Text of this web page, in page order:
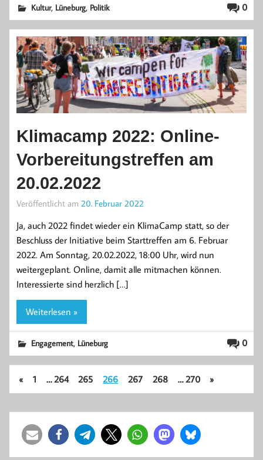
0
Kultur, Lüneburg, Politik
Klimacamp 2022: Online-
Vorbereitungstreffen am
20.02.2022
Veröffentlicht am 20. Februar 2022
Ja, auch 2022 findet wieder ein KlimaCamp statt, so der
Beschluss der Initiative beim Starttreffen am 6. Februar
2022. Am Sonntag, 20.02.2022, 18:00 Uhr, wird nun
weitergeplant. Online, damit alle mitmachen können.
Interessierte sind herzlich […]
Weiterlesen »
0
Engagement, Lüneburg
« 1 … 264 265 266 267 268 … 270 »